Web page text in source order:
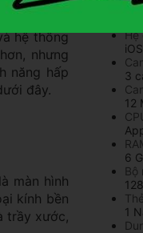
thoại
hệ thống
nhưng
năng hấp
đây.
màn hình
kính bền
trầy xước,
Hệ
3
12
6
Bộ
1